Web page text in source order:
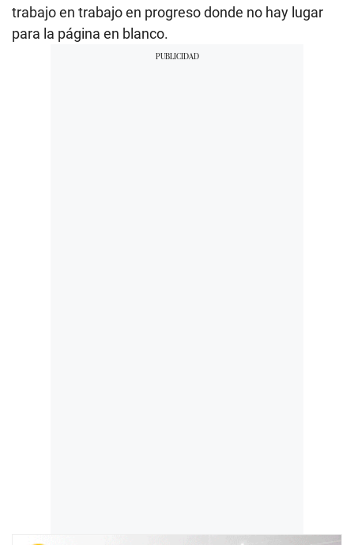
trabajo en trabajo en progreso donde no hay lugar
para la página en blanco.